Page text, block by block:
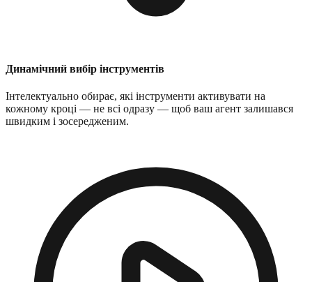
Динамічний вибір інструментів
Інтелектуально обирає, які інструменти активувати на
кожному кроці — не всі одразу — щоб ваш агент залишався
швидким і зосередженим.